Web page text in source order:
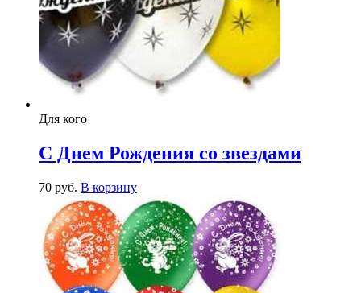
Для кого
С Днем Рождения со звездами
70 руб. В корзину